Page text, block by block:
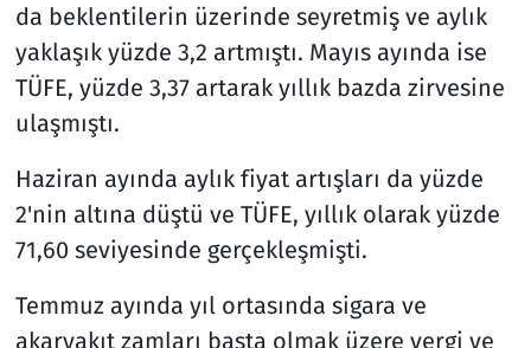
da beklentilerin üzerinde seyretmiş ve aylık
yaklaşık yüzde 3,2 artmıştı. Mayıs ayında ise
TÜFE, yüzde 3,37 artarak yıllık bazda zirvesine
ulaşmıştı.
Haziran ayında aylık fiyat artışları da yüzde
2'nin altına düştü ve TÜFE, yıllık olarak yüzde
71,60 seviyesinde gerçekleşmişti.
Temmuz ayında yıl ortasında sigara ve
akaryakıt zamları başta olmak üzere vergi ve